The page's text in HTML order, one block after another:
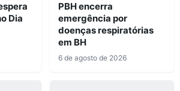
Dia
PBH encerra
emergência por
doenças respiratórias
em BH
6 de agosto de 2026